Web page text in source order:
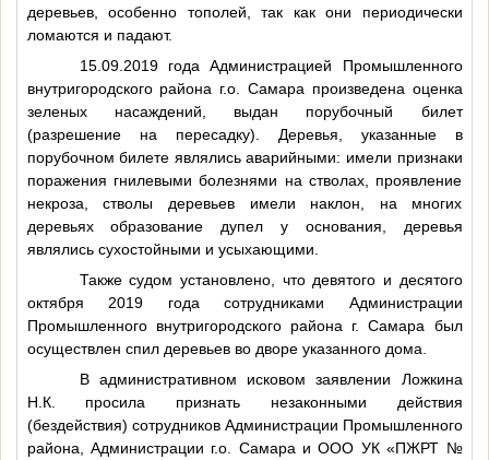
деревьев, особенно тополей, так как они периодически
ломаются и падают.
15.09.2019 года Администрацией Промышленного
внутригородского района г.о. Самара произведена оценка
зеленых насаждений, выдан порубочный билет
(разрешение на пересадку). Деревья, указанные в
порубочном билете являлись аварийными: имели признаки
поражения гнилевыми болезнями на стволах, проявление
некроза, стволы деревьев имели наклон, на многих
деревьях образование дупел у основания, деревья
являлись сухостойными и усыхающими.
Также судом установлено, что девятого и десятого
октября 2019 года сотрудниками Администрации
Промышленного внутригородского района г. Самара был
осуществлен спил деревьев во дворе указанного дома.
В административном исковом заявлении Ложкина
Н.К. просила признать незаконными действия
(бездействия) сотрудников Администрации Промышленного
района, Администрации г.о. Самара и ООО УК «ПЖРТ №